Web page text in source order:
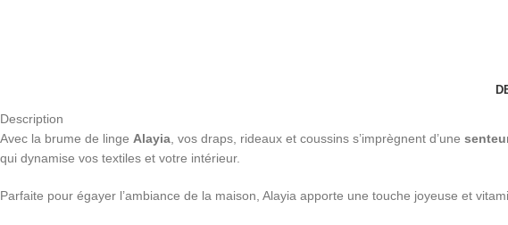
Description
Avec la brume de linge Alayia , vos draps, rideaux et coussins s’imprègnent d’une
qui dynamise vos textiles et votre intérieur.
Parfaite pour égayer l’ambiance de la maison, Alayia apporte une touche joyeuse et